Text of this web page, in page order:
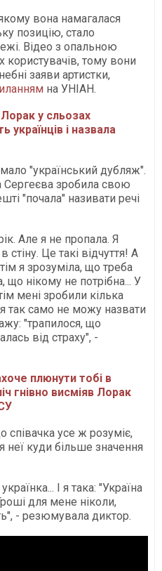
вона намагалася
позицію, стало
Відео з опальною
користувачів, тому вони
заяви артистки,
на УНІАН.
у сльозах
українців і назвала
"український дубляж".
Сергеєва зробила свою
"почала" називати речі
Але я не пропала. Я
стіну. Це такі відчуття! А
я зрозуміла, що треба
що нікому не потрібна... У
мені зробили кілька
так само не можу назвати
"трапилося, що
від страху", -
плюнути тобі в
гнівно висміяв Лорак
усе ж розуміє,
неї куди більше значення
І я така: "Україна
для мене ніколи,
- резюмувала диктор.